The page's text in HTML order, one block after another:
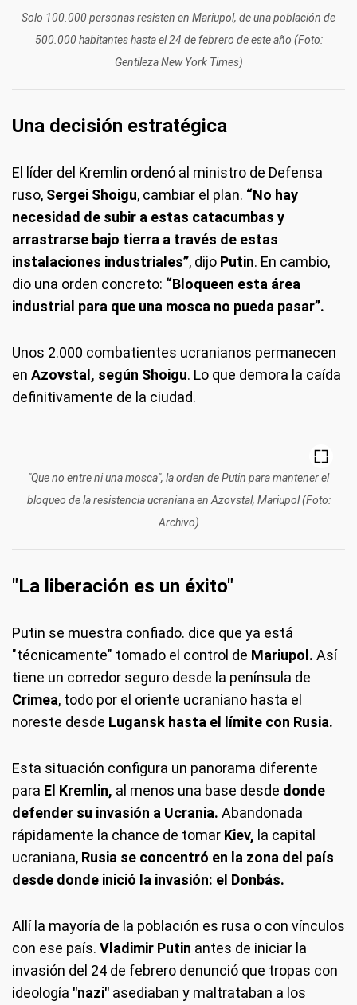
Solo 100.000 personas resisten en Mariupol, de una población de
500.000 habitantes hasta el 24 de febrero de este año (Foto:
Gentileza New York Times)
Una decisión estratégica
El líder del Kremlin ordenó al ministro de Defensa
ruso, Sergei Shoigu, cambiar el plan. “No hay
necesidad de subir a estas catacumbas y
arrastrarse bajo tierra a través de estas
instalaciones industriales”, dijo Putin. En cambio,
dio una orden concreto: “Bloqueen esta área
industrial para que una mosca no pueda pasar”.
Unos 2.000 combatientes ucranianos permanecen
en Azovstal, según Shoigu. Lo que demora la caída
definitivamente de la ciudad.
"Que no entre ni una mosca", la orden de Putin para mantener el
bloqueo de la resistencia ucraniana en Azovstal, Mariupol (Foto:
Archivo)
"La liberación es un éxito"
Putin se muestra confiado. dice que ya está
"técnicamente" tomado el control de Mariupol. Así
tiene un corredor seguro desde la península de
Crimea, todo por el oriente ucraniano hasta el
noreste desde Lugansk hasta el límite con Rusia.
Esta situación configura un panorama diferente
para El Kremlin, al menos una base desde donde
defender su invasión a Ucrania. Abandonada
rápidamente la chance de tomar Kiev, la capital
ucraniana, Rusia se concentró en la zona del país
desde donde inició la invasión: el Donbás.
Allí la mayoría de la población es rusa o con vínculos
con ese país. Vladimir Putin antes de iniciar la
invasión del 24 de febrero denunció que tropas con
ideología "nazi" asediaban y maltrataban a los